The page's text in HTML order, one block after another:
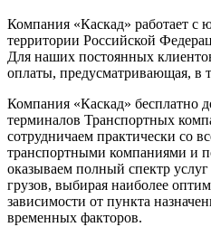
Компания «Каскад» работает с
территории Российской
Для наших постоянных
оплаты, предусматривающая, в
Компания «Каскад» бесплатно
терминалов Транспортных
сотрудничаем практически со
транспортными компаниями и
оказываем полный спектр
грузов, выбирая наиболее
зависимости от пункта
временных факторов.